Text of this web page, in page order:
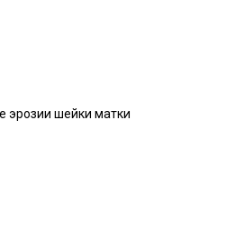
эрозии шейки матки